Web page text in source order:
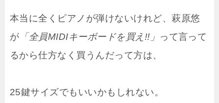
本当に全くピアノが弾けないけれど、萩原悠
が 「全員MIDIキーボードを買え!!」 って言って
るから仕方なく買うんだって方は、
25鍵サイズでもいいかもしれない。